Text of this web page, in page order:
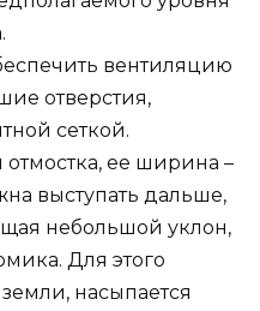
вентиляцию
отверстия,
сеткой.
отмостка, ее ширина –
выступать дальше,
небольшой уклон,
Для этого
насыпается